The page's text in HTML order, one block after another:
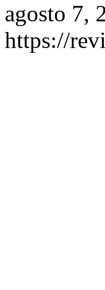
agosto 7,
https://